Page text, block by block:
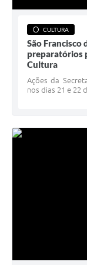
CULTURA
São Francisco
preparatórios
Cultura
Ações da
nos dias 21 e 22